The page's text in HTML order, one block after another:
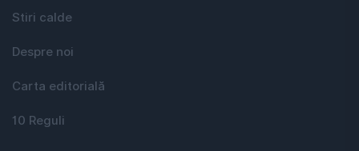
Stiri calde
Despre noi
Carta editorială
10 Reguli